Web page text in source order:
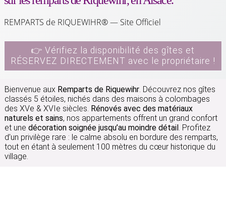
REMPARTS de RIQUEWIHR® — Site Officiel
👉 Vérifiez la disponibilité des gîtes et
RÉSERVEZ DIRECTEMENT avec le propriétaire !
Bienvenue aux Remparts de Riquewihr . Découvrez nos gîtes
classés 5 étoiles, nichés dans des maisons à colombages
des XVe & XVIe siècles. Rénovés avec des matériaux
naturels et sains, nos appartements offrent un grand confort
et une décoration soignée jusqu’au moindre détail . Profitez
d’un privilège rare : le calme absolu en bordure des remparts,
tout en étant à seulement 100 mètres du cœur historique du
village.